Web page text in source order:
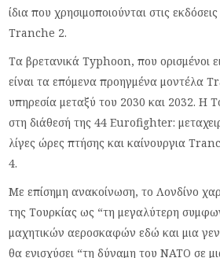
ίδια που χρησιμοποιούνται στις
Tranche 2.
Τα βρετανικά Typhoon, που ορισμένοι
είναι τα επόμενα προηγμένα μοντέλα
υπηρεσία μεταξύ του 2030 και 2032. Η
στη διάθεσή της 44 Eurofighter:
λίγες ώρες πτήσης και καίνουργια
4.
Με επίσημη ανακοίνωση, το Λονδίνο
της Τουρκίας ως “τη μεγαλύτερη
μαχητικών αεροσκαφών εδώ και μια
θα ενισχύσει “τη δύναμη του ΝΑΤΟ σε